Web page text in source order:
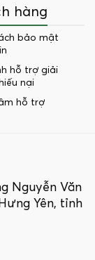
hàng
bảo mật
hỗ trợ giải
nại
hỗ trợ
Nguyễn Văn
Yên, tỉnh